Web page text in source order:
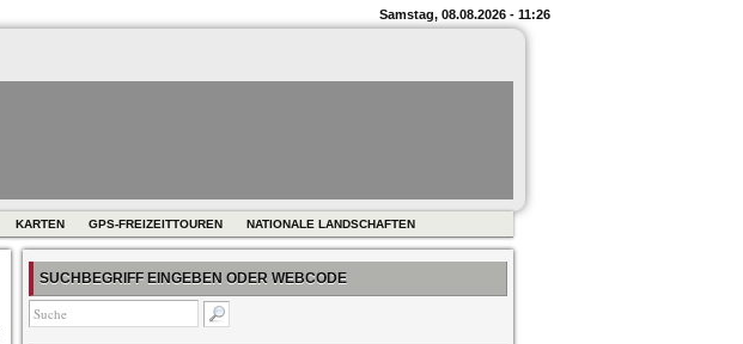
Samstag, 08.08.2026 - 11:26
KARTEN GPS-FREIZEITTOUREN NATIONALE LANDSCHAFTEN
SUCHBEGRIFF EINGEBEN ODER WEBCODE